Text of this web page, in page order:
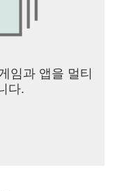
임과 앱을 멀티
다.